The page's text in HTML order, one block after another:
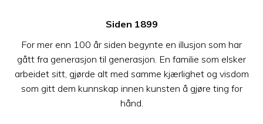
Siden 1899
For mer enn 100 år siden begynte en illusjon som har
gått fra generasjon til generasjon. En familie som elsker
arbeidet sitt, gjørde alt med samme kjærlighet og visdom
som gitt dem kunnskap innen kunsten å gjøre ting for
hånd.